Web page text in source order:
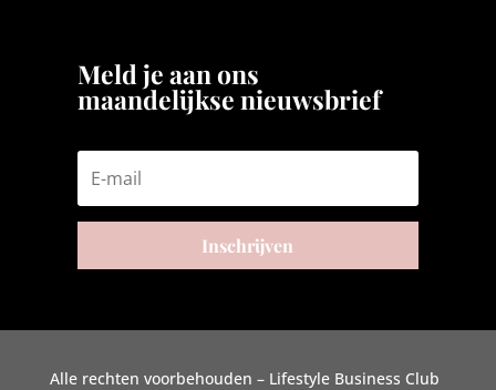
Meld je aan ons
maandelijkse nieuwsbrief
Inschrijven
Alle rechten voorbehouden – Lifestyle Business Club